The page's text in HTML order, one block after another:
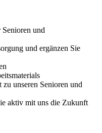
und
und ergänzen Sie
unseren Senioren und
aktiv mit uns die Zukunft